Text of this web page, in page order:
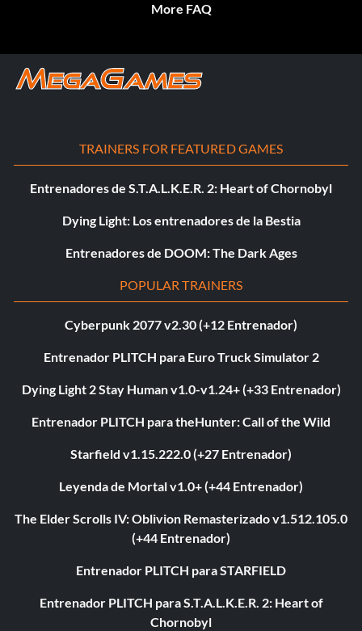
More FAQ
TRAINERS FOR FEATURED GAMES
Entrenadores de S.T.A.L.K.E.R. 2: Heart of Chornobyl
Dying Light: Los entrenadores de la Bestia
Entrenadores de DOOM: The Dark Ages
POPULAR TRAINERS
Cyberpunk 2077 v2.30 (+12 Entrenador)
Entrenador PLITCH para Euro Truck Simulator 2
Dying Light 2 Stay Human v1.0-v1.24+ (+33 Entrenador)
Entrenador PLITCH para theHunter: Call of the Wild
Starfield v1.15.222.0 (+27 Entrenador)
Leyenda de Mortal v1.0+ (+44 Entrenador)
The Elder Scrolls IV: Oblivion Remasterizado v1.512.105.0
(+44 Entrenador)
Entrenador PLITCH para STARFIELD
Entrenador PLITCH para S.T.A.L.K.E.R. 2: Heart of
Chornobyl